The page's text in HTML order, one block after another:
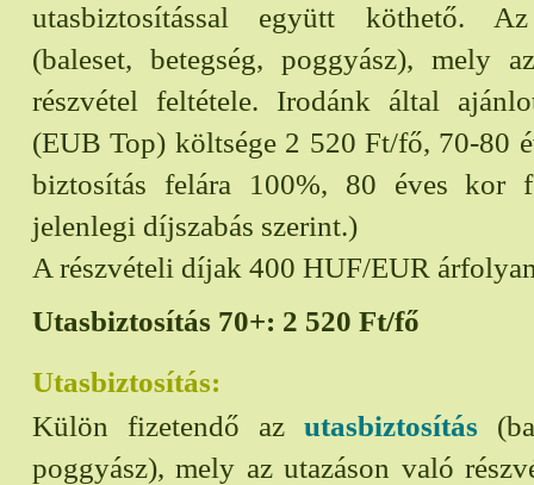
utasbiztosítással együtt köthető. Az
(baleset, betegség, poggyász), mely
részvétel feltétele. Irodánk által
(EUB Top) költsége 2 520 Ft/fő, 70-80
biztosítás felára 100%, 80 éves kor
jelenlegi díjszabás szerint.)
A részvételi díjak 400 HUF/EUR
Utasbiztosítás 70+: 2 520 Ft/fő
Utasbiztosítás:
Külön fizetendő az utasbiztosítás
poggyász), mely az utazáson való